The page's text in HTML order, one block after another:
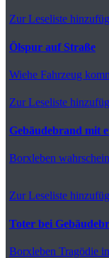
Zur Leseliste
Ölspur auf Straße
Wiehe Fahrzeug
Zur Leseliste
Gebäudebrand mit
Borxleben
Zur Leseliste
Toter bei
Borxleben Tragödie